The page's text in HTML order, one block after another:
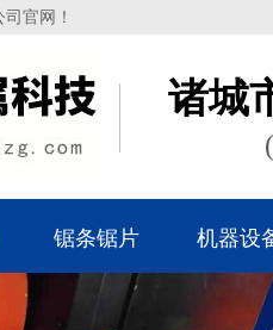
官网！
诸城
锯条锯片 机器设